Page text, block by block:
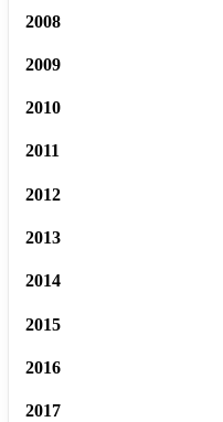
2008
2009
2010
2011
2012
2013
2014
2015
2016
2017